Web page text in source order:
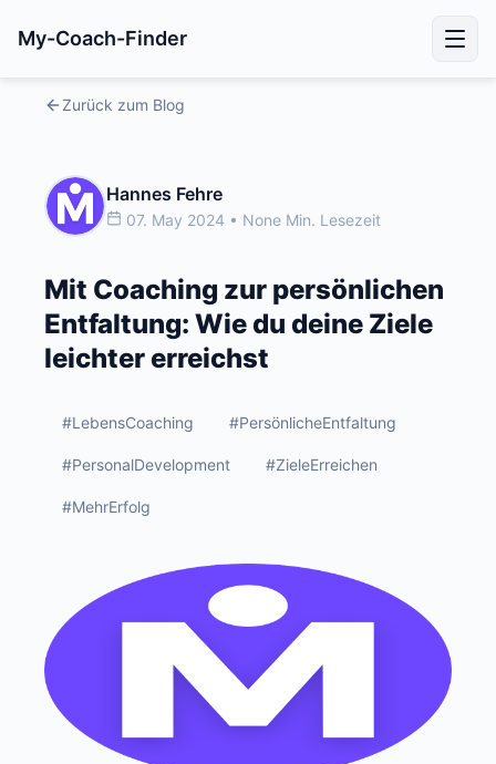
My-Coach-Finder
Zurück zum Blog
Hannes Fehre
07. May 2024 • None Min. Lesezeit
Mit Coaching zur persönlichen
Entfaltung: Wie du deine Ziele
leichter erreichst
#LebensCoaching #PersönlicheEntfaltung
#PersonalDevelopment #ZieleErreichen
#MehrErfolg